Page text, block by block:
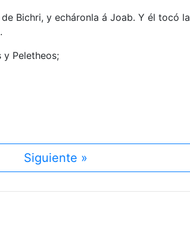
Bichri, y echáronla á Joab. Y él tocó la
Peletheos;
Siguiente »